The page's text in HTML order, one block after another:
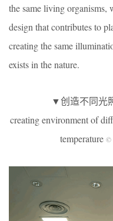
the same living organisms,
design thatcontributes to
creating the same
exists in the nature.
▼创造不同光
creating environment of
temperature ©